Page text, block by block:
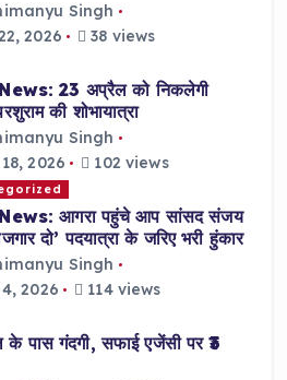
Singh
2026
38 views
23 अप्रैल को निकलेगी
की शोभायात्रा
Singh
2026
102 views
आगरा पहुंचे आप सांसद संजय
दो’ पदयात्रा के जरिए भरी हुंकार
Singh
2026
114 views
गंदगी, सफाई एजेंसी पर ₹3